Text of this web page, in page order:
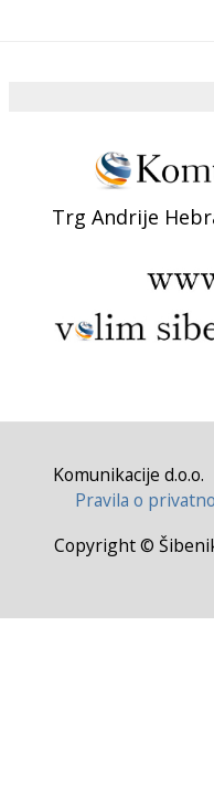
Trg Andrije
Komunikacije d.o.o.
Pravila o
Copyright ©